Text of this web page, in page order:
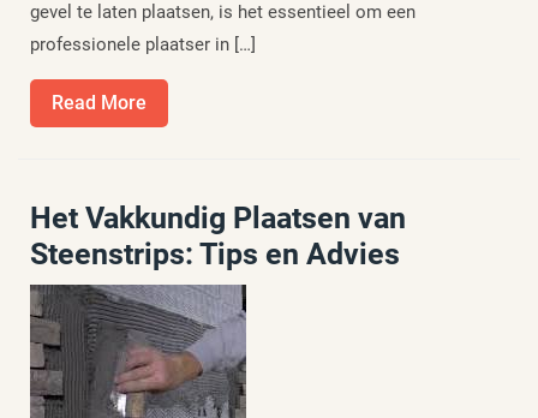
gevel te laten plaatsen, is het essentieel om een
professionele plaatser in […]
Read More
More
Het Vakkundig Plaatsen van
Steenstrips: Tips en Advies